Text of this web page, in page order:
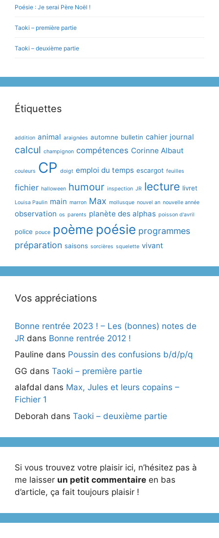
Poésie : Je serai Père Noël !
Taoki – première partie
Taoki – deuxième partie
Étiquettes
addition animal araignées automne bulletin cahier journal
calcul champignon compétences Corinne Albaut
couleurs CP doigt emploi du temps escargot feuilles
fichier halloween humour inspection JR lecture livret
Louisa Paulin main marron Max mollusque nouvel an nouvelle année
observation os parents planète des alphas poisson d'avril
police pouce poème poésie programmes
préparation saisons sorcières squelette vivant
Vos appréciations
Bonne rentrée 2023 ! – Les (bonnes) notes de
JR dans Bonne rentrée 2012 !
Pauline dans Poussin des confusions b/d/p/q
GG dans Taoki – première partie
alafdal dans Max, Jules et leurs copains –
Fichier 1
Deborah dans Taoki – deuxième partie
Si vous trouvez votre plaisir ici, n’hésitez pas à
me laisser un petit commentaire en bas
d’article, ça fait toujours plaisir !